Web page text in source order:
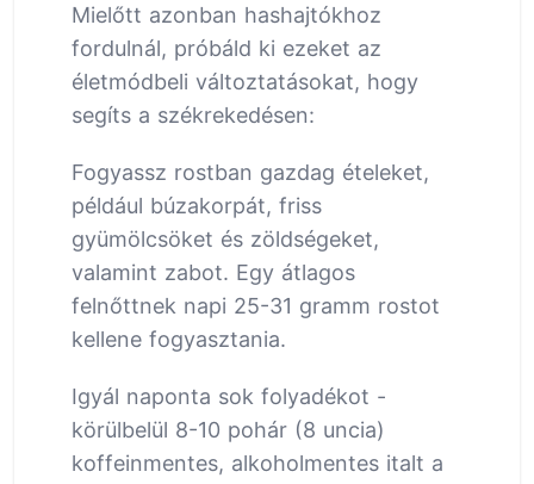
Mielőtt azonban hashajtókhoz
fordulnál, próbáld ki ezeket az
életmódbeli változtatásokat, hogy
segíts a székrekedésen:
Fogyassz rostban gazdag ételeket,
például búzakorpát, friss
gyümölcsöket és zöldségeket,
valamint zabot. Egy átlagos
felnőttnek napi 25-31 gramm rostot
kellene fogyasztania.
Igyál naponta sok folyadékot -
körülbelül 8-10 pohár (8 uncia)
koffeinmentes, alkoholmentes italt a